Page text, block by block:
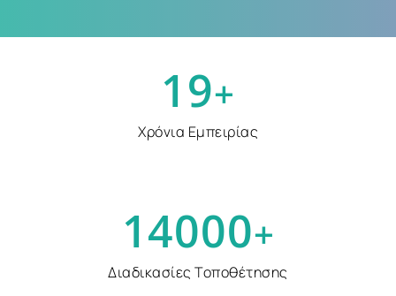
19+
Χρόνια Εμπειρίας
14000+
Διαδικασίες Τοποθέτησης